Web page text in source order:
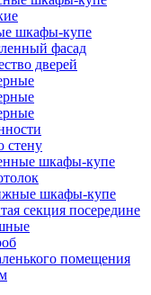
шкафы-купе
фасад
дверей
стену
шкафы-купе
шкафы-купе
секция посередине
помещения